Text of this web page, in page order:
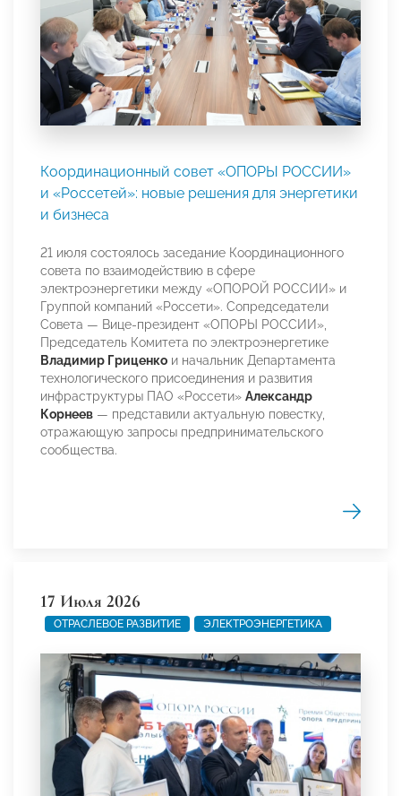
Координационный совет «ОПОРЫ РОССИИ»
и «Россетей»: новые решения для энергетики
и бизнеса
21 июля состоялось заседание Координационного
совета по взаимодействию в сфере
электроэнергетики между «ОПОРОЙ РОССИИ» и
Группой компаний «Россети». Сопредседатели
Совета — Вице-президент «ОПОРЫ РОССИИ»,
Председатель Комитета по электроэнергетике
Владимир Гриценко и начальник Департамента
технологического присоединения и развития
инфраструктуры ПАО «Россети» Александр
Корнеев — представили актуальную повестку,
отражающую запросы предпринимательского
сообщества.
17 Июля 2026
ОТРАСЛЕВОЕ РАЗВИТИЕ ЭЛЕКТРОЭНЕРГЕТИКА